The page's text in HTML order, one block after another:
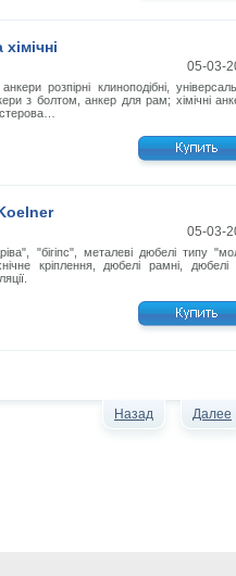
05-03-
розпірні клиноподібні,
з болтом, анкер для рам; хімічні
05-03-
"бігіпс", металеві дюбелі типу
кріплення, дюбелі рамні, дюбелі
Назад Далее